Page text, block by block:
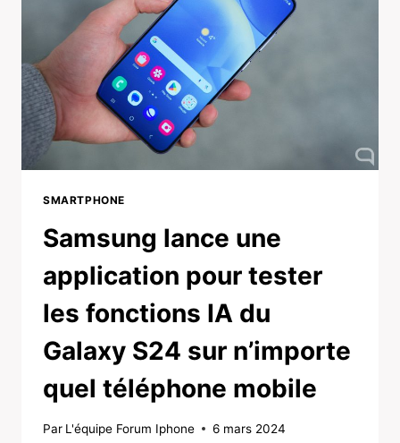
SMARTPHONE
Samsung lance une
application pour tester
les fonctions IA du
Galaxy S24 sur n’importe
quel téléphone mobile
Par L'équipe Forum Iphone 6 mars 2024